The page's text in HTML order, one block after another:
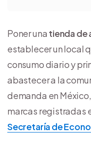
Poner una tienda de
establecer un local
consumo diario y
abastecer a la
demanda en
marcas registradas
Secretaría de